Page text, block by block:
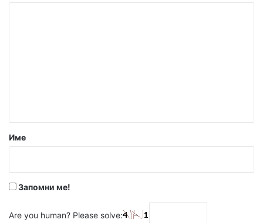
р
Име
Запомни ме!
Are you human? Please solve: